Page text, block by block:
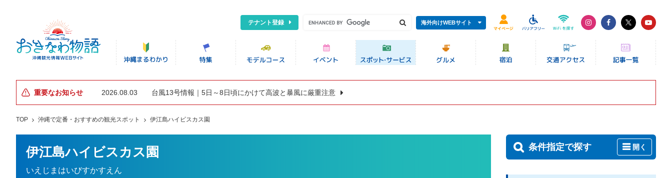
テナント登録 海外向けWEBサイト
重要なお知らせ 2026.08.03 台風13号情報｜5日～8日頃にかけて高波と暴風に厳重注意
TOP 沖縄で定番・おすすめの観光スポット 伊江島ハイビスカス園
伊江島ハイビスカス園
いえじまはいびすかすえん
条件指定で探す 開く